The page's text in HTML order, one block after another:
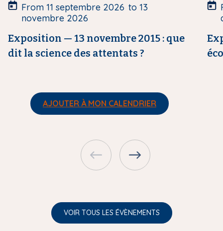
u
From11 septembre 2026 to 13
novembre 2026
Exposition — 13 novembre 2015 : que
dit la science des attentats ?
AJOUTER À MON CALENDRIER
u
VOIR TOUS LES ÉVÈNEMENTS